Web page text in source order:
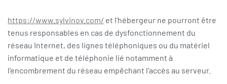
https://www.sylvinov.com/ et l’hébergeur ne pourront être
tenus responsables en cas de dysfonctionnement du
réseau Internet, des lignes téléphoniques ou du matériel
informatique et de téléphonie lié notamment à
l’encombrement du réseau empêchant l’accès au serveur.